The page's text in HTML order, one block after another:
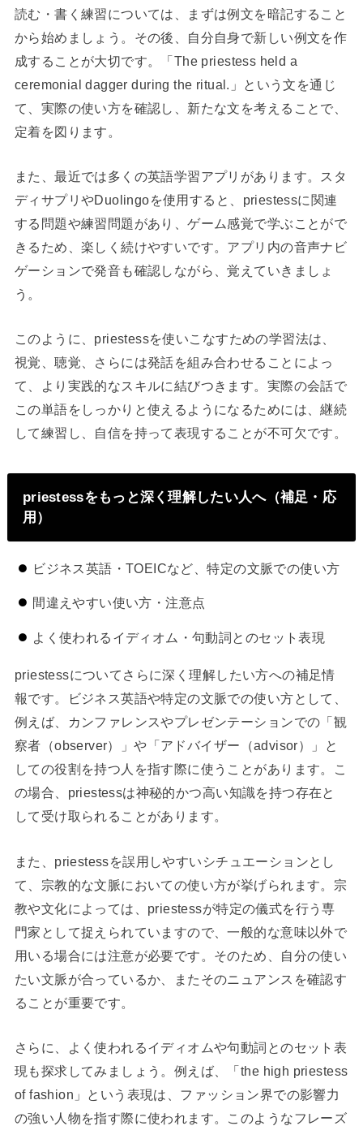
読む・書く練習については、まずは例文を暗記すること
から始めましょう。その後、自分自身で新しい例文を作
成することが大切です。「The priestess held a
ceremonial dagger during the ritual.」という文を通じ
て、実際の使い方を確認し、新たな文を考えることで、
定着を図ります。
また、最近では多くの英語学習アプリがあります。スタ
ディサプリやDuolingoを使用すると、priestessに関連
する問題や練習問題があり、ゲーム感覚で学ぶことがで
きるため、楽しく続けやすいです。アプリ内の音声ナビ
ゲーションで発音も確認しながら、覚えていきましょ
う。
このように、priestessを使いこなすための学習法は、
視覚、聴覚、さらには発話を組み合わせることによっ
て、より実践的なスキルに結びつきます。実際の会話で
この単語をしっかりと使えるようになるためには、継続
して練習し、自信を持って表現することが不可欠です。
priestessをもっと深く理解したい人へ（補足・応
用）
ビジネス英語・TOEICなど、特定の文脈での使い方
間違えやすい使い方・注意点
よく使われるイディオム・句動詞とのセット表現
priestessについてさらに深く理解したい方への補足情
報です。ビジネス英語や特定の文脈での使い方として、
例えば、カンファレンスやプレゼンテーションでの「観
察者（observer）」や「アドバイザー（advisor）」と
しての役割を持つ人を指す際に使うことがあります。こ
の場合、priestessは神秘的かつ高い知識を持つ存在と
して受け取られることがあります。
また、priestessを誤用しやすいシチュエーションとし
て、宗教的な文脈においての使い方が挙げられます。宗
教や文化によっては、priestessが特定の儀式を行う専
門家として捉えられていますので、一般的な意味以外で
用いる場合には注意が必要です。そのため、自分の使い
たい文脈が合っているか、またそのニュアンスを確認す
ることが重要です。
さらに、よく使われるイディオムや句動詞とのセット表
現も探求してみましょう。例えば、「the high priestess
of fashion」という表現は、ファッション界での影響力
の強い人物を指す際に使われます。このようなフレーズ